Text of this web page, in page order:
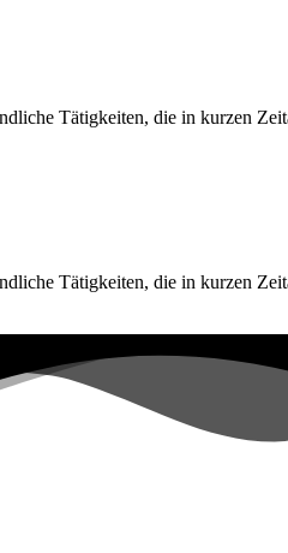
Tätigkeiten, die in kurzen
Tätigkeiten, die in kurzen